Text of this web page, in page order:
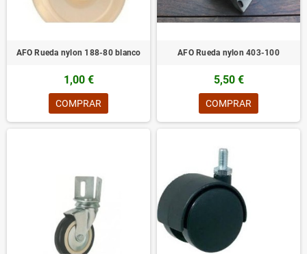
AFO Rueda nylon 188-80 blanco
1,00 €
COMPRAR
AFO Rueda nylon 403-100
5,50 €
COMPRAR